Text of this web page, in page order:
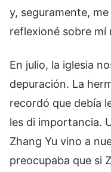
y, seguramente,
reflexioné sobre mí
En julio, la iglesia
depuración. La
recordó que debía
les di importancia.
Zhang Yu vino a
preocupaba que si